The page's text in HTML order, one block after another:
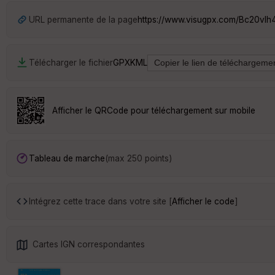
URL permanente de la pagehttps://www.visugpx.com/
Télécharger le fichierGPXKML
Afficher le QRCode pour téléchargement sur mobile
Tableau de marche(max 250 points)
Intégrez cette trace dans votre site [Afficher le code]
Cartes IGN correspondantes